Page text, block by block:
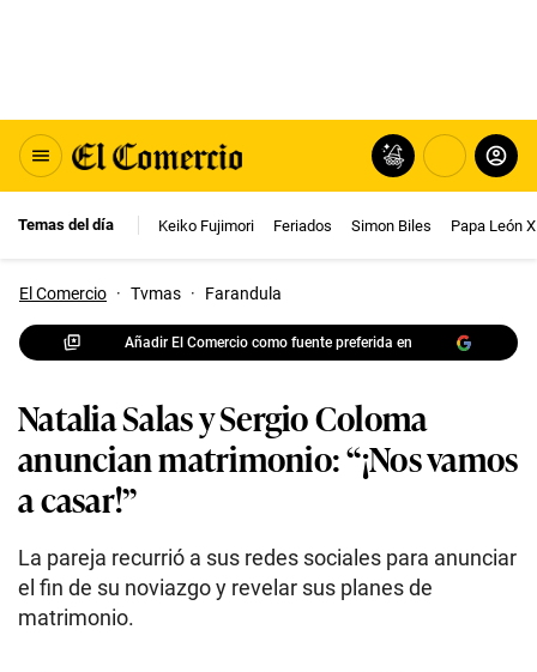
Temas del día Keiko Fujimori Feriados Simon Biles Papa León
El Comercio · Tvmas · Farandula
Añadir El Comercio como fuente preferida en
Natalia Salas y Sergio Coloma
anuncian matrimonio: “¡Nos vamos
a casar!”
La pareja recurrió a sus redes sociales para anunciar
el fin de su noviazgo y revelar sus planes de
matrimonio.